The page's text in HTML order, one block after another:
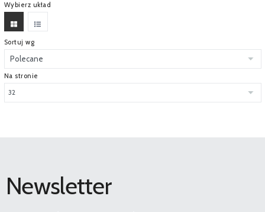
Wybierz układ
Sortuj wg
Na stronie
Newsletter